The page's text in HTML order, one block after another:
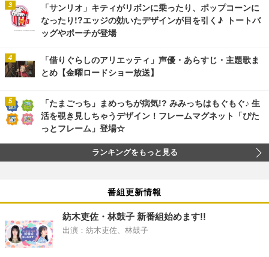
「サンリオ」キティがリボンに乗ったり、ポップコーンに
なったり!?エッジの効いたデザインが目を引く♪ トートバ
ッグやポーチが登場
「借りぐらしのアリエッティ」声優・あらすじ・主題歌ま
とめ【金曜ロードショー放送】
「たまごっち」まめっちが病気!? みみっちはもぐもぐ♪ 生
活を覗き見しちゃうデザイン！フレームマグネット「ぴた
っとフレーム」登場☆
ランキングをもっと見る
番組更新情報
紡木吏佐・林鼓子 新番組始めます!!
出演：紡木吏佐、林鼓子